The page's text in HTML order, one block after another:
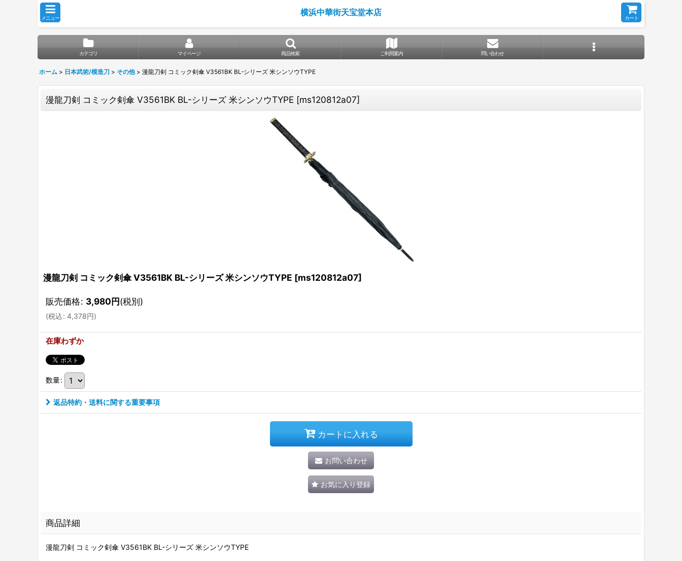
メニュー
横浜中華街天宝堂本店
カート
カテゴリ マイページ 商品検索 ご利用案内 問い合わせ
ホーム > 日本武術/模造刀 > その他 > 漫龍刀剣 コミック剣傘 V3561BK BL-シリーズ 米シンソウTYPE
漫龍刀剣 コミック剣傘 V3561BK BL-シリーズ 米シンソウTYPE [ms120812a07]
漫龍刀剣 コミック剣傘 V3561BK BL-シリーズ 米シンソウTYPE [ms120812a07]
販売価格: 3,980円(税別)
(税込: 4,378円)
在庫わずか
数量:
返品特約・送料に関する重要事項
カートに入れる
お問い合わせ
お気に入り登録
商品詳細
漫龍刀剣 コミック剣傘 V3561BK BL-シリーズ 米シンソウTYPE